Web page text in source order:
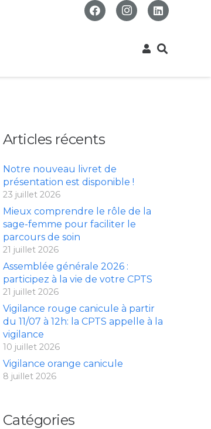
Articles récents
Notre nouveau livret de
présentation est disponible !
23 juillet 2026
Mieux comprendre le rôle de la
sage-femme pour faciliter le
parcours de soin
21 juillet 2026
Assemblée générale 2026 :
participez à la vie de votre CPTS
21 juillet 2026
Vigilance rouge canicule à partir
du 11/07 à 12h: la CPTS appelle à la
vigilance
10 juillet 2026
Vigilance orange canicule
8 juillet 2026
Catégories